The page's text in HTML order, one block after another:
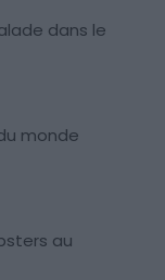
dans le
monde
au